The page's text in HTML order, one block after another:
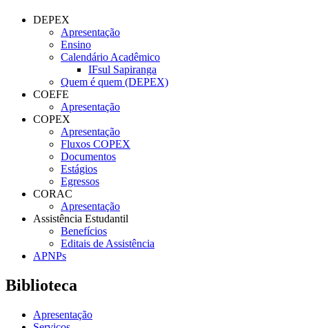
DEPEX
Apresentação
Ensino
Calendário Acadêmico
IFsul Sapiranga
Quem é quem (DEPEX)
COEFE
Apresentação
COPEX
Apresentação
Fluxos COPEX
Documentos
Estágios
Egressos
CORAC
Apresentação
Assistência Estudantil
Benefícios
Editais de Assistência
APNPs
Biblioteca
Apresentação